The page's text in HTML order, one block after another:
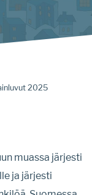
2025
muassa järjesti
ja järjesti